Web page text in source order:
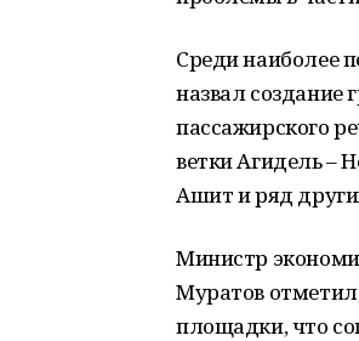
Среди наиболее
назвал создание
пассажирского
ветки Агидель –
Ашит и ряд
Министр
Муратов
площадки, что